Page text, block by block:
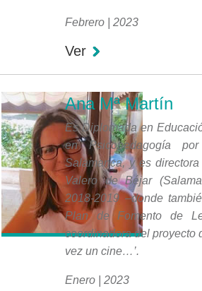
Febrero | 2023
Ver
Ana Mª Martín
Es Diplomada en
en Psicopedagogía
Salamanca, y es
Valero de Béjar
2018-2019 –donde
Plan de Fomento de
coordinadora del proyecto
vez un cine…’.
Enero | 2023